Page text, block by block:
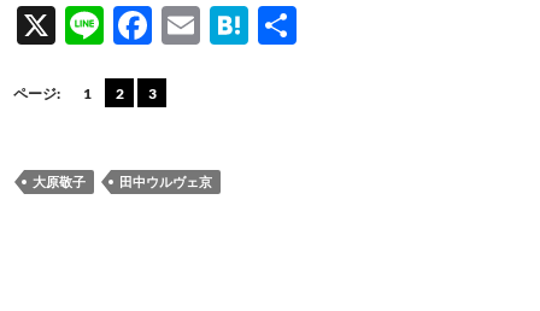
X
Li
e
F
e
o
E
H
ページ: 1 2 3
大原敬子 田中ウルヴェ京